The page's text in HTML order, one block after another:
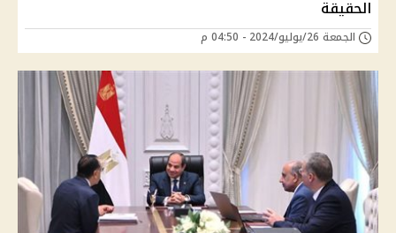
الحقيقة
الجمعة 26/يوليو/2024 - 04:50 م